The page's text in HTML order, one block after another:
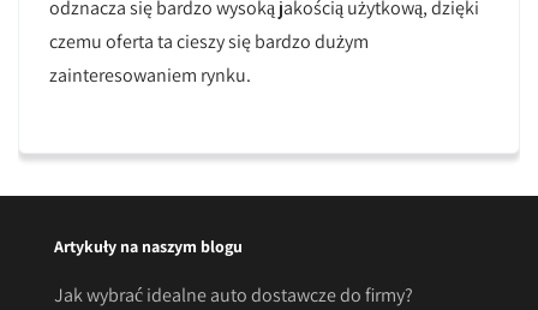
odznacza się bardzo wysoką jakością użytkową, dzięki
czemu oferta ta cieszy się bardzo dużym
zainteresowaniem rynku.
Artykuły na naszym blogu
Jak wybrać idealne auto dostawcze do firmy?